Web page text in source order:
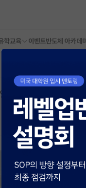
학교육 이벤트반도체 아카데미
반적인가요?